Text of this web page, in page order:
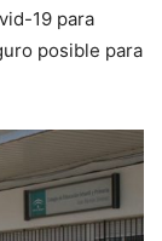
19 para
posible para